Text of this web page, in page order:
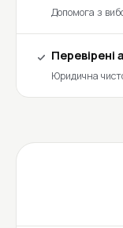
Допомога з
Перевірені
Юридична